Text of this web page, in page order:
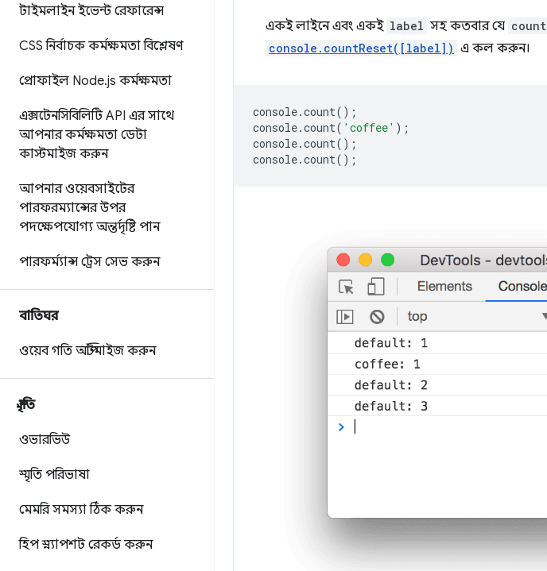
টাইমলাইন ইভেন্ট রেফারেন্স
CSS নির্বাচক কর্মক্ষমতা বিশ্লেষণ
প্রোফাইল Node.js কর্মক্ষমতা
এক্সটেনসিবিলিটি API এর সাথে
আপনার কর্মক্ষমতা ডেটা
কাস্টমাইজ করুন
আপনার ওয়েবসাইটের
পারফরম্যান্সের উপর
পদক্ষেপযোগ্য অন্তর্দৃষ্টি পান
পারফর্ম্যান্স ট্রেস সেভ করুন
বাতিঘর
ওয়েব গতি অপ্টিমাইজ করুন
স্মৃতি
ওভারভিউ
স্মৃতি পরিভাষা
মেমরি সমস্যা ঠিক করুন
হিপ স্ন্যাপশট রেকর্ড করুন
একই লাইনে এবং একই label সহ কতবার যে
console.countReset([label]) এ কল করুন।
console.count();
console.count( 'coffee' );
console.count();
console.count();